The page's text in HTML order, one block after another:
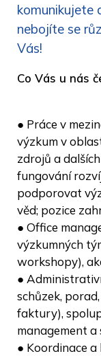
komunikujete
nebojíte se
Vás!
Co Vás u nás
● Práce v
výzkum v
zdrojů a
fungování
podporovat
věd; pozice
● Office
výzkumných
workshopy),
●
schůzek,
faktury),
management
● Koordinace a